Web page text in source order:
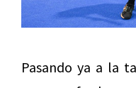
Pasando ya a la